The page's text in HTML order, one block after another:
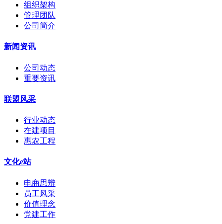
组织架构
管理团队
公司简介
新闻资讯
公司动态
重要资讯
联盟风采
行业动态
在建项目
惠农工程
文化e站
电商思辨
员工风采
价值理念
党建工作